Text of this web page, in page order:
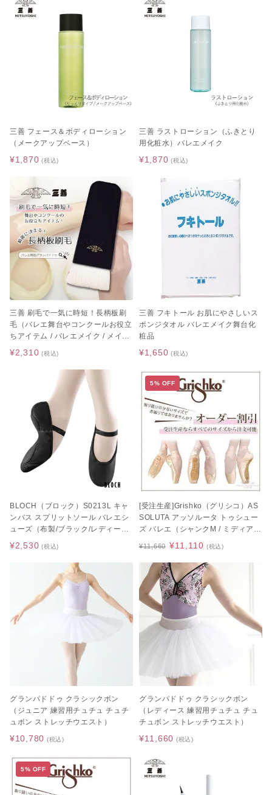
三善 フェース＆ボディローション
（メークアップベース）
¥1,870 (税込)
三善 ラストローション（ふきとり
用化粧水）バレエメイク
¥1,870 (税込)
三善 刷毛で一気に時短！長柄板刷
毛（バレエ舞台やコンクールお役立
ちアイテム / バレエメイク / メイク
アップブラシ / はけ）
¥2,310 (税込)
三善 フキトール お肌にやさしいス
ポンジタオル バレエメイク舞台化
粧品
¥1,650 (税込)
BLOCH（ブロック）S0213L キャ
ンバス スプリットソール バレエシ
ューズ（布製/ブラック/レディー
ス）
¥2,530 (税込)
5% OFF
[受注生産]Grishko（グリシコ）AS
SOLUTA アッソルータ トゥシュー
ズ バレエ（シャンクM / ミディアム
シャンク）
¥11,660 ¥11,110 (税込)
グランパドドゥ クラシックボン
（ジュニア 練習用チュチュ チュチ
ュボン ストレッチウエスト）
¥10,780 (税込)
グランパドドゥ クラシックボン
（レディース 練習用チュチュ チュ
チュボン ストレッチウエスト）
¥11,660 (税込)
5% OFF